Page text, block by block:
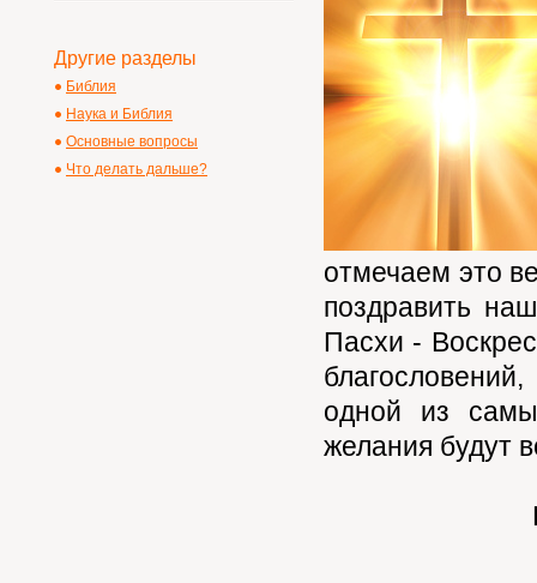
отмечаем это
поздравить
Пасхи -
одной из
желания будут
Другие разделы
Библия
Наука и Библия
Основные вопросы
Что делать дальше?